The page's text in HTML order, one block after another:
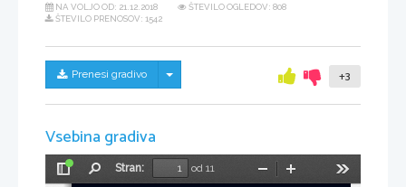
NA VOLJO OD: 21.12.2018
ŠTEVILO OGLEDOV: 808
ŠTEVILO PRENOSOV: 1542
Prenesi gradivo Skrij/prikaži meni +3
Vsebina gradiva
Preklopi
Stran:
od 11
Pomanjšaj